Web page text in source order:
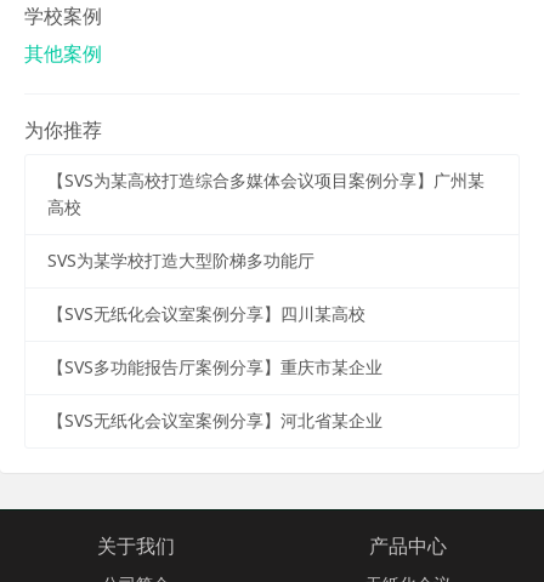
学校案例
其他案例
为你推荐
【SVS为某高校打造综合多媒体会议项目案例分享】广州某
高校
SVS为某学校打造大型阶梯多功能厅
【SVS无纸化会议室案例分享】四川某高校
【SVS多功能报告厅案例分享】重庆市某企业
【SVS无纸化会议室案例分享】河北省某企业
关于我们 产品中心